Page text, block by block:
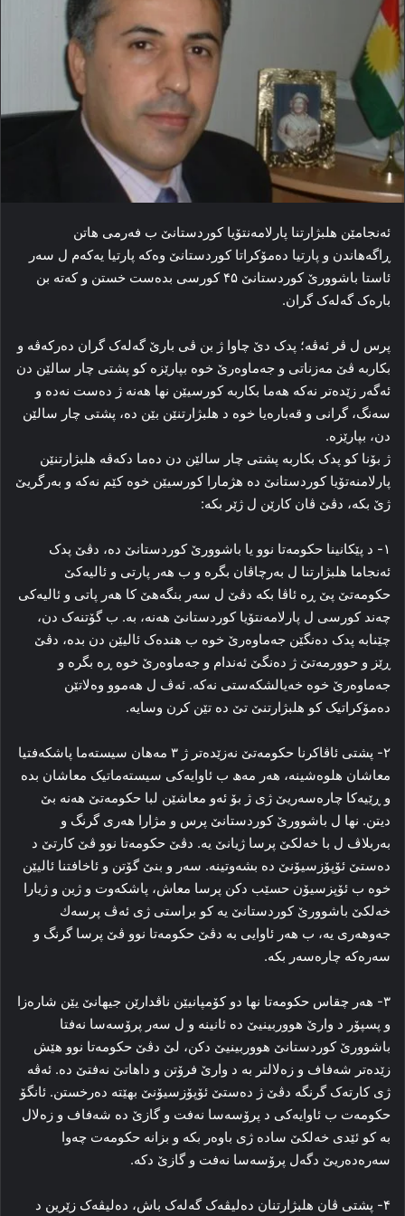
ئه‌نجامێن هلبژارتنا پارلامه‌نتۆیا کوردستانێ ب فه‌رمی هاتن
ڕاگه‌هاندن و پارتیا ده‌مۆکراتا کوردستانێ وه‌که‌ پارتیا یه‌که‌م ل سه‌ر
ئاستا باشوورێ کوردستانێ ۴۵ کورسی بده‌ست خستن و که‌ته‌ بن
باره‌ک گه‌له‌ک گران.
پرس ل ڤر ئه‌ڤه؛‌ پدک دێ چاوا ژ بن ڤی بارێ گه‌له‌ک گران ده‌رکه‌ڤه‌ و
بکاربه‌ ڤێ مه‌زناتی و جه‌ماوه‌رێ خوه‌ بپارێزه‌ کو پشتی چار سالێن دن
ئه‌گه‌ر زێده‌تر نه‌که‌ هه‌ما بکاربه‌ کورسیێن نها هه‌نه‌ ژ ده‌ست نه‌ده‌ و
سه‌نگ، گرانی و قه‌باره‌یا خوه‌ د هلبژارتنێن بێن ده‌، پشتی چار سالێن
دن، بپارێزه‌.
ژ بۆنا کو پدک بکاربه‌ پشتی چار سالێن دن ده‌ما دکه‌ڤه‌ هلبژارتنێن
پارلامنه‌تۆیا کوردستانێ ده‌ هژمارا کورسیێن خوه‌ کێم نه‌که‌ و به‌رگریێ
ژێ بکه‌، دڤێ ڤان کارێن ل ژێر بکه‌:
۱- د پێکانینا حکومه‌تا نوو یا باشوورێ کوردستانێ ده‌، دڤێ پدک
ئه‌نجاما هلبژارتنا ل به‌رچاڤان بگره‌ و ب هه‌ر پارتی و ئالیه‌کێ
حكومەتێ پێ ڕه‌ ئاڤا بکه‌ دڤێ ل سه‌ر بنگه‌هێ کا هه‌ر پاتی و ئالیه‌کی
چه‌ند کورسی ل پارلامه‌نتۆیا کوردستانێ هه‌نه‌، به‌. ب گۆتنه‌ک دن،
چێنابه‌ پدک ده‌نگێن جه‌ماوه‌رێ خوه‌ ب هنده‌ک ئالیێن دن بده‌، دڤێ
ڕێز و حوورمه‌تێ ژ ده‌نگێ ئەندام و جه‌ماوه‌رێ خوه‌ ڕه‌ بگره‌ و
جه‌ماوه‌رێ خوه‌ خه‌یالشکه‌ستی نه‌که‌. ئه‌ڤ ل هه‌موو وه‌لاتێن
ده‌مۆکراتیک کو هلبژارتنێ تێ ده‌ تێن کرن وسایه‌.
۲- پشتی ئاڤاکرنا حكومەتێ نه‌زێده‌تر ژ ۳ مه‌هان سیسته‌ما پاشکه‌فتیا
معاشان هلوه‌شینه‌، هه‌ر مه‌ھ ب ئاوایه‌کی سیسته‌ماتیک معاشان بده‌
و ڕێیه‌کا چاره‌سه‌ریێ ژی ژ بۆ ئه‌و معاشێن لبا حکومه‌تێ هه‌نه‌ بێ
دیتن. نها ل باشوورێ کوردستانێ پرس و مژارا هه‌ری گرنگ و
بەربلاڤ ل با خه‌لکێ پرسا ژیانێ یه‌. دڤێ حكومەتا نوو ڤێ کارتێ د
ده‌ستێ ئۆپۆزسیۆنێ ده‌ بشه‌وتینه‌. سه‌ر و بنێ گۆتن و ئاخافتنا ئالیێن
خوه‌ ب ئۆپزسیۆن حسێب دکن پرسا معاش، پاشکه‌وت و ژین و ژیارا
خه‌لکێ باشوورێ کوردستانێ یه كو براستی ژی ئەڤ پرسەك
جەوھەری یە، ب هه‌ر ئاوایی به‌ دڤێ حكومەتا نوو ڤێ پرسا گرنگ و
سه‌ره‌که‌ چاره‌سه‌ر بکه‌.
۳- هه‌ر چقاس حكومەتا نها دو کۆمپانیێن ناڤدارێن جیهانێ یێن شاره‌زا
و پسپۆر د وارێ هووربینیێ ده‌ ئانینه‌ و ل سه‌ر پرۆسه‌سا نه‌فتا
باشوورێ کوردستانێ هووربینیێ دکن، لێ دڤێ حكومەتا نوو هێش
زێده‌تر شه‌فاف و زه‌لالتر به‌ د وارێ فرۆتن و داهاتێ نه‌فتێ ده‌. ئەڤه‌
ژی کارته‌ک گرنگه‌ دڤێ ژ ده‌ستێ ئۆپۆزسیۆنێ بھێتە دەرخستن. ئانگۆ
حکومه‌ت ب ئاوایه‌کی د پرۆسه‌سا نه‌فت و گازێ ده‌ شه‌فاف و زه‌لال
به‌ کو ئێدی خه‌لکێ ساده‌ ژی باوه‌ر بکه‌ و بزانه حكومەت چەوا
سەرەدەریێ دگەل پرۆسەسا نەفت و گازێ دكە‌.
۴- پشتی ڤان هلبژارتنان ده‌لیڤه‌ک گه‌له‌ک باش، ده‌لیڤه‌ک زێرین د